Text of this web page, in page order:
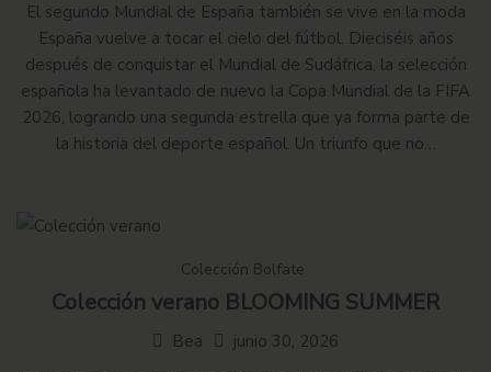
El segundo Mundial de España también se vive en la moda
España vuelve a tocar el cielo del fútbol. Dieciséis años
después de conquistar el Mundial de Sudáfrica, la selección
española ha levantado de nuevo la Copa Mundial de la FIFA
2026, logrando una segunda estrella que ya forma parte de
la historia del deporte español. Un triunfo que no…
Colección Bolfate
Colección verano BLOOMING SUMMER
Bea
junio 30, 2026